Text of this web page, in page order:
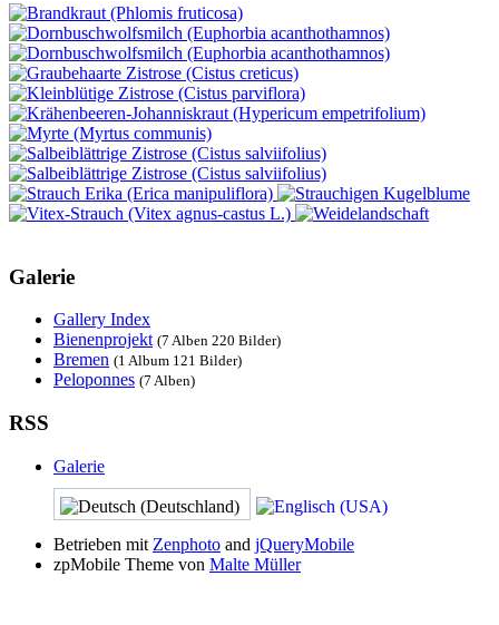
Galerie
Gallery Index
Bienenprojekt (7 Alben 220 Bilder)
Bremen (1 Album 121 Bilder)
Peloponnes (7 Alben)
RSS
Galerie
Betrieben mitZenphoto and jQueryMobile
zpMobile Theme von Malte Müller